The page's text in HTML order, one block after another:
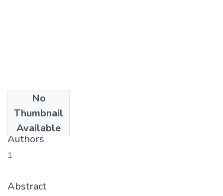
No
Thumbnail
Available
2013-11-29
Authors
1
Abstract